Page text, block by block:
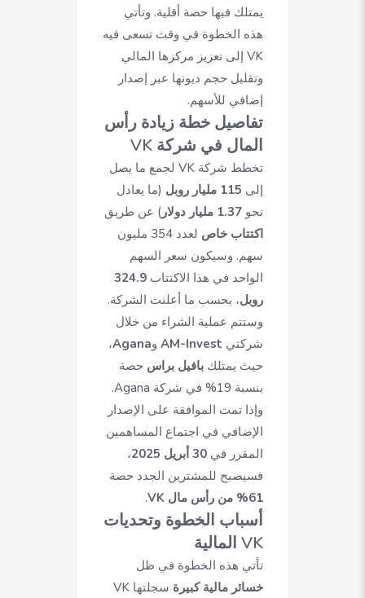
يمتلك فيها حصة أقلية. وتأتي
هذه الخطوة في وقت تسعى فيه
VK إلى تعزيز مركزها المالي
وتقليل حجم ديونها عبر إصدار
إضافي للأسهم.
تفاصيل خطة زيادة رأس
المال في شركة VK
تخطط شركة VK لجمع ما يصل
إلى 115 مليار روبل
(ما يعادل
نحو 1.37 مليار دولار
) عن طريق
اكتتاب خاص
لعدد 354 مليون
سهم. وسيكون سعر السهم
الواحد في هذا الاكتتاب 324.9
روبل، بحسب ما أعلنت الشركة.
وستتم عملية الشراء من خلال
شركتي AM-InvestوAgana،
حيث يمتلك بافيل براس حصة
بنسبة 19% في شركة Agana.
وإذا تمت الموافقة على الإصدار
الإضافي في اجتماع المساهمين
المقرر في 30 أبريل 2025
،
فسيصبح للمشترين الجدد حصة
61% من رأس مال VK
.
أسباب الخطوة وتحديات
VK المالية
تأتي هذه الخطوة في ظل
خسائر مالية كبيرة
سجلتها VK